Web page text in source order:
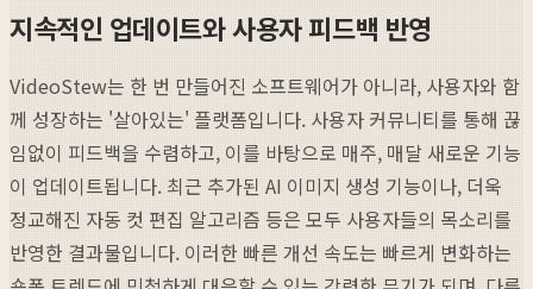
지속적인 업데이트와 사용자 피드백 반영
VideoStew는 한 번 만들어진 소프트웨어가 아니라, 사용자와 함
께 성장하는 '살아있는' 플랫폼입니다. 사용자 커뮤니티를 통해 끊
임없이 피드백을 수렴하고, 이를 바탕으로 매주, 매달 새로운 기능
이 업데이트됩니다. 최근 추가된 AI 이미지 생성 기능이나, 더욱
정교해진 자동 컷 편집 알고리즘 등은 모두 사용자들의 목소리를
반영한 결과물입니다. 이러한 빠른 개선 속도는 빠르게 변화하는